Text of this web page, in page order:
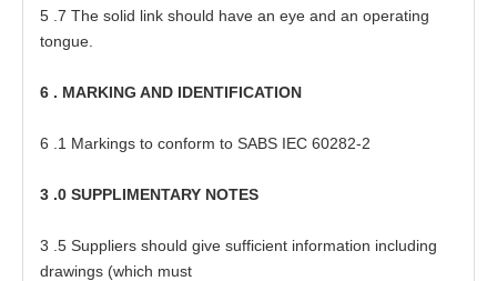
5 .7 The solid link should have an eye and an operating
tongue
6 . MARKING AND IDENTIFICATION
6 .1 Markings to conform to SABS IEC 60282-2
3 .0 SUPPLIMENTARY NOTES
3 .5 Suppliers should give sufficient information including
drawings (which must